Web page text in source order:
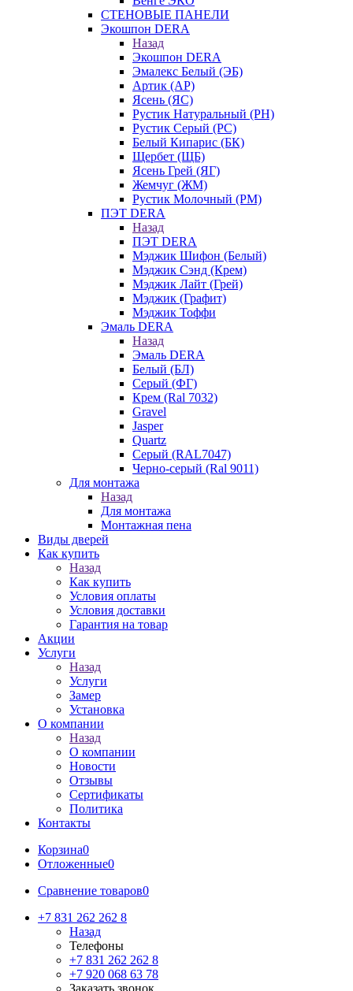
СТЕНОВЫЕ ПАНЕЛИ
Экошпон DERA
Назад
Экошпон DERA
Эмалекс Белый (ЭБ)
Артик (АР)
Ясень (ЯС)
Рустик Натуральный (РН)
Рустик Серый (РС)
Белый Кипарис (БК)
Щербет (ЩБ)
Ясень Грей (ЯГ)
Жемчуг (ЖМ)
Рустик Молочный (РМ)
ПЭТ DERA
Назад
ПЭТ DERA
Мэджик Шифон (Белый)
Мэджик Сэнд (Крем)
Мэджик Лайт (Грей)
Мэджик (Графит)
Мэджик Тоффи
Эмаль DERA
Назад
Эмаль DERA
Белый (БЛ)
Серый (ФГ)
Крем (Ral 7032)
Gravel
Jasper
Quartz
Серый (RAL7047)
Черно-серый (Ral 9011)
Для монтажа
Назад
Для монтажа
Монтажная пена
Виды дверей
Как купить
Назад
Как купить
Условия оплаты
Условия доставки
Гарантия на товар
Акции
Услуги
Назад
Услуги
Замер
Установка
О компании
Назад
О компании
Новости
Отзывы
Сертификаты
Политика
Контакты
Корзина0
Отложенные0
Сравнение товаров0
+7 831 262 262 8
Назад
Телефоны
+7 831 262 262 8
+7 920 068 63 78
Заказать звонок